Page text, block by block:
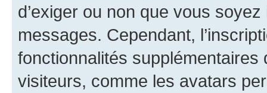
d’exiger ou non que vous
messages. Cependant,
fonctionnalités
visiteurs, comme les avatars